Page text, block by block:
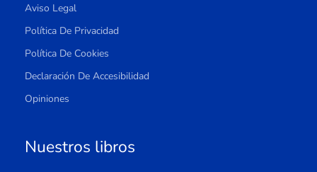
Aviso Legal
Política De Privacidad
Política De Cookies
Declaración De Accesibilidad
Opiniones
Nuestros libros